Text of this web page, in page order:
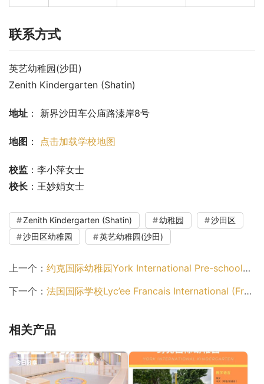
联系方式
英艺幼稚园(沙田)
Zenith Kindergarten (Shatin)
地址 ： 新界沙田车公庙路溱岸8号
地图 ： 点击加载学校地图
校监 ：李小萍女士
校长 ：王妙娟女士
Zenith Kindergarten (Shatin) 幼稚园
沙田区
沙田区幼稚园
英艺幼稚园(沙田)
上一个： 约克国际幼稚园York International Pre-school（九龙城区幼稚园）
下一个： 法国国际学校Lyc’ee Francais International (French International School)（西贡区幼稚园）
相关产品